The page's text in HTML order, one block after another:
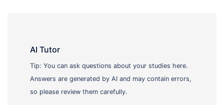
AI Tutor
Tip: You can ask questions about your studies here.
Answers are generated by AI and may contain errors,
so please review them carefully.